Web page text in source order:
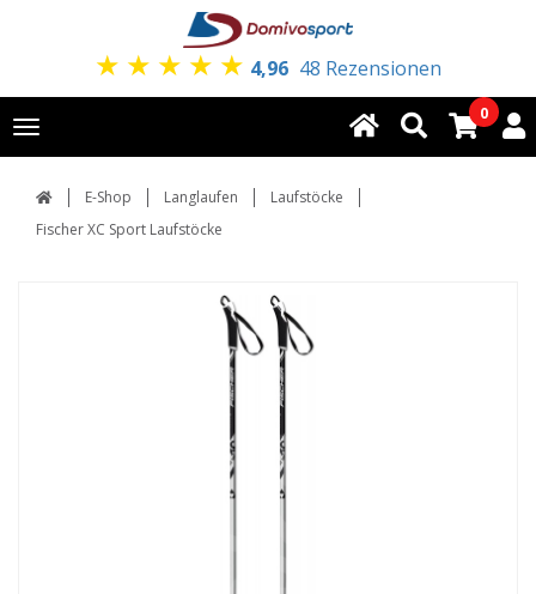
★ ★ ★ ★ ★ 4,96 48 Rezensionen
Toggle
navigation
0
E-Shop Langlaufen
Laufstöcke
Fischer XC Sport Laufstöcke